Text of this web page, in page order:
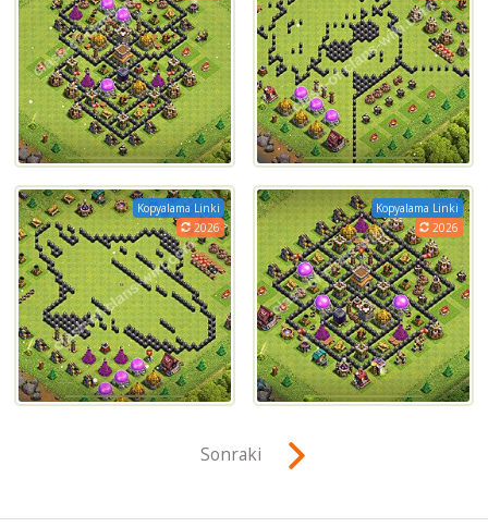
Kopyalama Linki
2026
Kopyalama Linki
2026
Sonraki